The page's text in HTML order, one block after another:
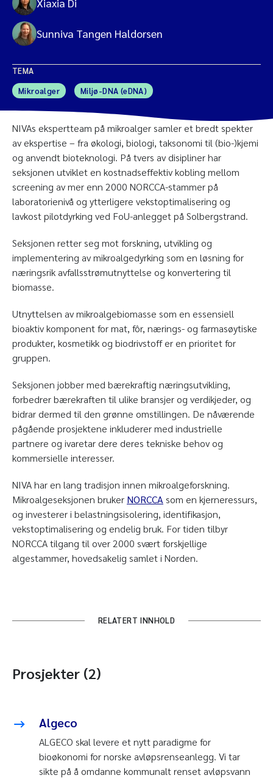
Sunniva Tangen Haldorsen
TEMA
Mikroalger
Miljø-DNA (eDNA)
NIVAs ekspertteam på mikroalger samler et bredt spekter
av ekspertise – fra økologi, biologi, taksonomi til (bio-)kjemi
og anvendt bioteknologi. På tvers av disipliner har
seksjonen utviklet en kostnadseffektiv kobling mellom
screening av mer enn 2000 NORCCA-stammer på
laboratorienivå og ytterligere vekstoptimalisering og
lavkost pilotdyrking ved FoU-anlegget på Solbergstrand.
Seksjonen retter seg mot forskning, utvikling og
implementering av mikroalgedyrking som en løsning for
næringsrik avfallsstrømutnyttelse og konvertering til
biomasse.
Utnyttelsen av mikroalgebiomasse som en essensiell
bioaktiv komponent for mat, fôr, nærings- og farmasøytiske
produkter, kosmetikk og biodrivstoff er en prioritet for
gruppen.
Seksjonen jobber med bærekraftig næringsutvikling,
forbedrer bærekraften til ulike bransjer og verdikjeder, og
bidrar dermed til den grønne omstillingen. De nåværende
pågående prosjektene inkluderer med industrielle
partnere og ivaretar dere deres tekniske behov og
kommersielle interesser.
NIVA har en lang tradisjon innen mikroalgeforskning.
Mikroalgeseksjonen bruker NORCCA som en kjerneressurs,
og investerer i belastningsisolering, identifikasjon,
vekstoptimalisering og endelig bruk. For tiden tilbyr
NORCCA tilgang til over 2000 svært forskjellige
algestammer, hovedsakelig samlet i Norden.
RELATERT INNHOLD
Prosjekter (2)
Algeco
ALGECO skal levere et nytt paradigme for
bioøkonomi for norske avløpsrenseanlegg. Vi tar
sikte på å omdanne kommunalt renset avløpsvann